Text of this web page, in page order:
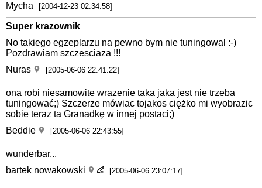
Mycha
[2004-12-23 02:34:58]
Super krazownik
No takiego egzeplarzu na pewno bym nie tuningowal :-)
Pozdrawiam szczesciaza !!!
Nuras
[2005-06-06 22:41:22]
ona robi niesamowite wrazenie taka jaka jest nie trzeba
tuningować;) Szczerze mówiac tojakos ciężko mi wyobrazic
sobie teraz ta Granadkę w innej postaci;)
Beddie
[2005-06-06 22:43:55]
wunderbar...
bartek nowakowski
[2005-06-06 23:07:17]